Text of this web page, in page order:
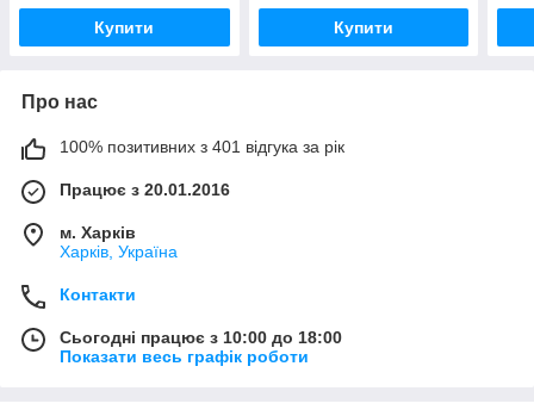
Купити Купити
Про нас
100% позитивних з 401 відгука за рік
Працює з 20.01.2016
м. Харків
Харків, Україна
Контакти
Сьогодні працює з 10:00 до 18:00
Показати весь графік роботи